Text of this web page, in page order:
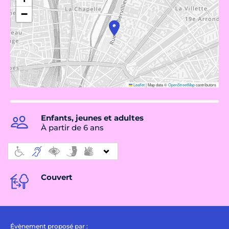
−
Leaflet|Map data ©OpenStreetMapcontributors
Enfants, jeunes et adultes
À partir de 6 ans
Couvert
Évènement proposé par :